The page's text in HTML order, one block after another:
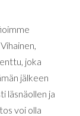
joka
jälkeen
läsnäollen ja
voi olla